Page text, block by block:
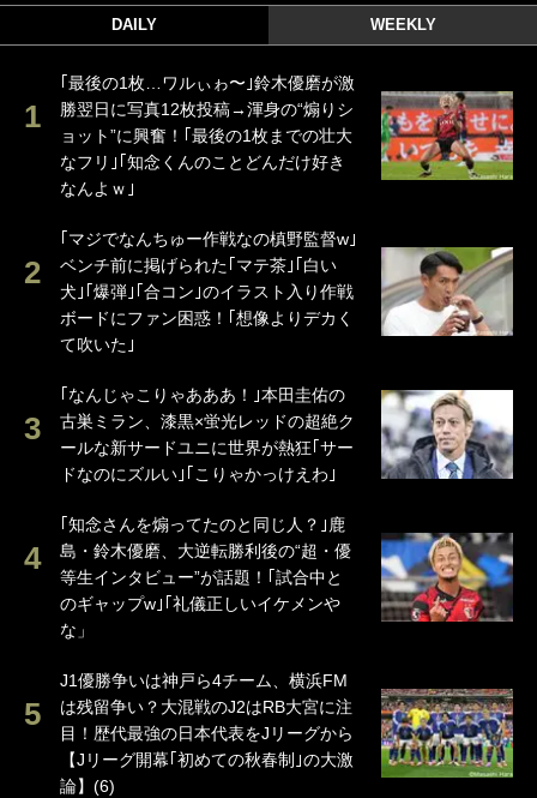
DAILY WEEKLY
｢最後の1枚…ワルぃゎ〜｣鈴木優磨が激
勝翌日に写真12枚投稿→渾身の“煽りシ
ョット”に興奮！｢最後の1枚までの壮大
なフリ｣｢知念くんのことどんだけ好き
なんよｗ｣
｢マジでなんちゅー作戦なの槙野監督w｣
ベンチ前に掲げられた｢マテ茶｣｢白い
犬｣｢爆弾｣｢合コン｣のイラスト入り作戦
ボードにファン困惑！｢想像よりデカく
て吹いた｣
｢なんじゃこりゃあああ！｣本田圭佑の
古巣ミラン、漆黒×蛍光レッドの超絶ク
ールな新サードユニに世界が熱狂｢サー
ドなのにズルい｣｢こりゃかっけえわ｣
｢知念さんを煽ってたのと同じ人？｣鹿
島・鈴木優磨、大逆転勝利後の“超・優
等生インタビュー”が話題！｢試合中と
のギャップw｣｢礼儀正しいイケメンや
な」
J1優勝争いは神戸ら4チーム、横浜FM
は残留争い？大混戦のJ2はRB大宮に注
目！歴代最強の日本代表をJリーグから
【Jリーグ開幕｢初めての秋春制｣の大激
論】(6)